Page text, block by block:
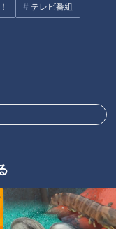
テレビ番組
お得に楽しむ攻略法
のは、実は夕方から